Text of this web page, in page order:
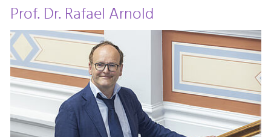
Prof. Dr. Rafael Arnold